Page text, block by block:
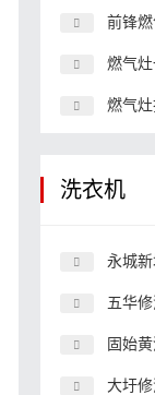
前锋
燃气
燃气
洗衣机
永城新城
五华修洗
固始黄河
大圩修洗